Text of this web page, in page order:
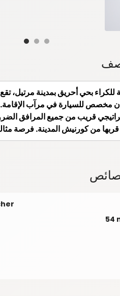
بحي أحريق بمدينة مرتيل،
قريب من جميع المرافق
من كورنيش المدينة. فرصة